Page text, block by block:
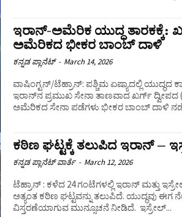
ಇರಾನ್-ಅಮೆರಿಕ ಯುದ್ಧ ತಾರಕಕ್ಕೆ:
ಅಮೆರಿಕದ ಭೀಕರ ಬಾಂಬ್ ದಾಳಿ
ಕನ್ನಡ ಪ್ಲಾನೆಟ್ - March 14, 2026
ವಾಷಿಂಗ್ಟನ್/ಟೆಹ್ರಾನ್: ಪಶ್ಚಿಮ ಏಷ್ಯಾದಲ್ಲಿ ಯುದ್ಧದ
ಇರಾನ್‌ನ ಪ್ರಮುಖ ಸೇನಾ ತಾಣವಾದ ಖರ್ಗ್ ದ್ವೀಪದ
ಅಮೆರಿಕದ ಸೇನಾ ಪಡೆಗಳು ಭೀಕರ ಬಾಂಬ್ ದಾಳಿ
ಕಠಿಣ ಘಟ್ಟಕ್ಕೆ ತಲುಪಿದ ಇರಾನ್‌ –
ಕನ್ನಡ ಪ್ಲಾನೆಟ್ ವಾರ್ತೆ - March 12, 2026
ಟೆಹ್ರಾನ್‌ : ಕಳೆದ 24 ಗಂಟೆಗಳಲ್ಲಿ ಇರಾನ್ ಮತ್ತು
ಅತ್ಯಂತ ಕಠಿಣ ಘಟ್ಟವನ್ನು ತಲುಪಿದೆ. ಯುದ್ಧವು ಈಗ
ವಿಸ್ತರಣೆಯಾಗುವ ಮುನ್ಸೂಚನೆ ನೀಡಿದೆ. ಇಸ್ರೇಲ್...